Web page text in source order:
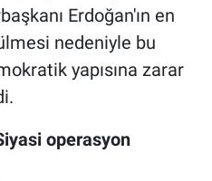
Erdoğan'ın en
nedeniyle bu
yapısına zarar
operasyon